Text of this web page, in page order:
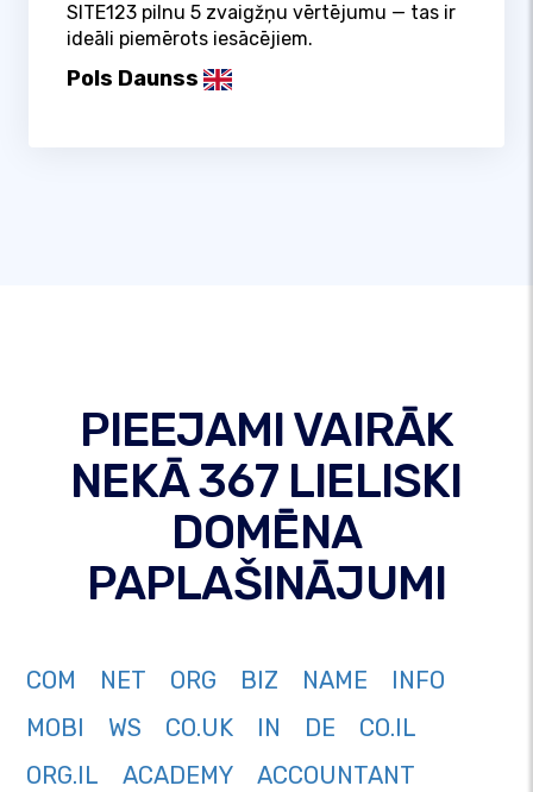
SITE123 pilnu 5 zvaigžņu vērtējumu — tas ir
ideāli piemērots iesācējiem.
Pols Daunss
PIEEJAMI VAIRĀK
NEKĀ 367 LIELISKI
DOMĒNA
PAPLAŠINĀJUMI
COM NET ORG BIZ NAME
INFO
MOBI
WS CO.UK IN DE
CO.IL
ORG.IL
ACADEMY
ACCOUNTANT